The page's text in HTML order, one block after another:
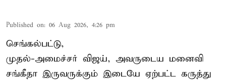
Published on: 06 Aug 2026, 4:26 pm
செங்கல்பட்டு,
முதல்-அமைச்சர் விஜய், அவருடைய மனைவி
சங்கீதா இருவருக்கும் இடையே ஏற்பட்ட கருத்து